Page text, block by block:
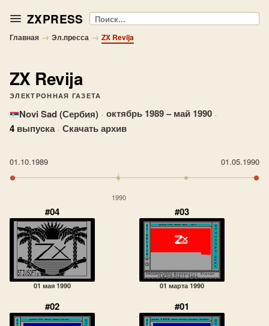
ZXPRESS Поиск
Главная → Эл.пресса → ZX Revija
ZX Revija
ЭЛЕКТРОННАЯ ГАЗЕТА
Novi Sad (Сербия) · октябрь 1989 – май 1990 ·
4 выпуска · Скачать архив
01.10.1989 01.05.1990
1990
#04
01 мая 1990
#03
01 марта 1990
#02 #01